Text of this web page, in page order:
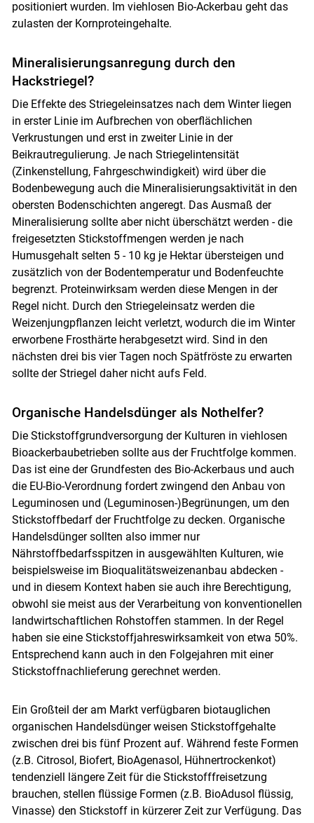
positioniert wurden. Im viehlosen Bio-Ackerbau geht das
zulasten der Kornproteingehalte.
Mineralisierungsanregung durch den
Hackstriegel?
Die Effekte des Striegeleinsatzes nach dem Winter liegen
in erster Linie im Aufbrechen von oberflächlichen
Verkrustungen und erst in zweiter Linie in der
Beikrautregulierung. Je nach Striegelintensität
(Zinkenstellung, Fahrgeschwindigkeit) wird über die
Bodenbewegung auch die Mineralisierungsaktivität in den
obersten Bodenschichten angeregt. Das Ausmaß der
Mineralisierung sollte aber nicht überschätzt werden - die
freigesetzten Stickstoffmengen werden je nach
Humusgehalt selten 5 - 10 kg je Hektar übersteigen und
zusätzlich von der Bodentemperatur und Bodenfeuchte
begrenzt. Proteinwirksam werden diese Mengen in der
Regel nicht. Durch den Striegeleinsatz werden die
Weizenjungpflanzen leicht verletzt, wodurch die im Winter
erworbene Frosthärte herabgesetzt wird. Sind in den
nächsten drei bis vier Tagen noch Spätfröste zu erwarten
sollte der Striegel daher nicht aufs Feld.
Organische Handelsdünger als Nothelfer?
Die Stickstoffgrundversorgung der Kulturen in viehlosen
Bioackerbaubetrieben sollte aus der Fruchtfolge kommen.
Das ist eine der Grundfesten des Bio-Ackerbaus und auch
die EU-Bio-Verordnung fordert zwingend den Anbau von
Leguminosen und (Leguminosen-)Begrünungen, um den
Stickstoffbedarf der Fruchtfolge zu decken. Organische
Handelsdünger sollten also immer nur
Nährstoffbedarfsspitzen in ausgewählten Kulturen, wie
beispielsweise im Bioqualitätsweizenanbau abdecken -
und in diesem Kontext haben sie auch ihre Berechtigung,
obwohl sie meist aus der Verarbeitung von konventionellen
landwirtschaftlichen Rohstoffen stammen. In der Regel
haben sie eine Stickstoffjahreswirksamkeit von etwa 50%.
Entsprechend kann auch in den Folgejahren mit einer
Stickstoffnachlieferung gerechnet werden.
Ein Großteil der am Markt verfügbaren biotauglichen
organischen Handelsdünger weisen Stickstoffgehalte
zwischen drei bis fünf Prozent auf. Während feste Formen
(z.B. Citrosol, Biofert, BioAgenasol, Hühnertrockenkot)
tendenziell längere Zeit für die Stickstofffreisetzung
brauchen, stellen flüssige Formen (z.B. BioAdusol flüssig,
Vinasse) den Stickstoff in kürzerer Zeit zur Verfügung. Das